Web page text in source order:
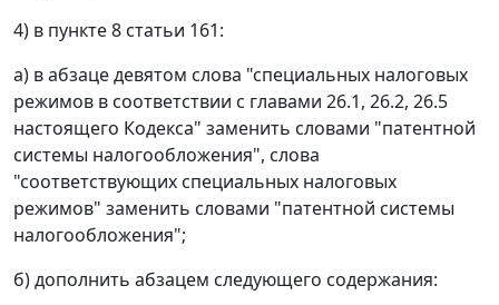
4) в пункте 8 статьи 161:
а) в абзаце девятом слова "специальных налоговых
режимов в соответствии с главами 26.1, 26.2, 26.5
настоящего Кодекса" заменить словами "патентной
системы налогообложения", слова
"соответствующих специальных налоговых
режимов" заменить словами "патентной системы
налогообложения";
б) дополнить абзацем следующего содержания: